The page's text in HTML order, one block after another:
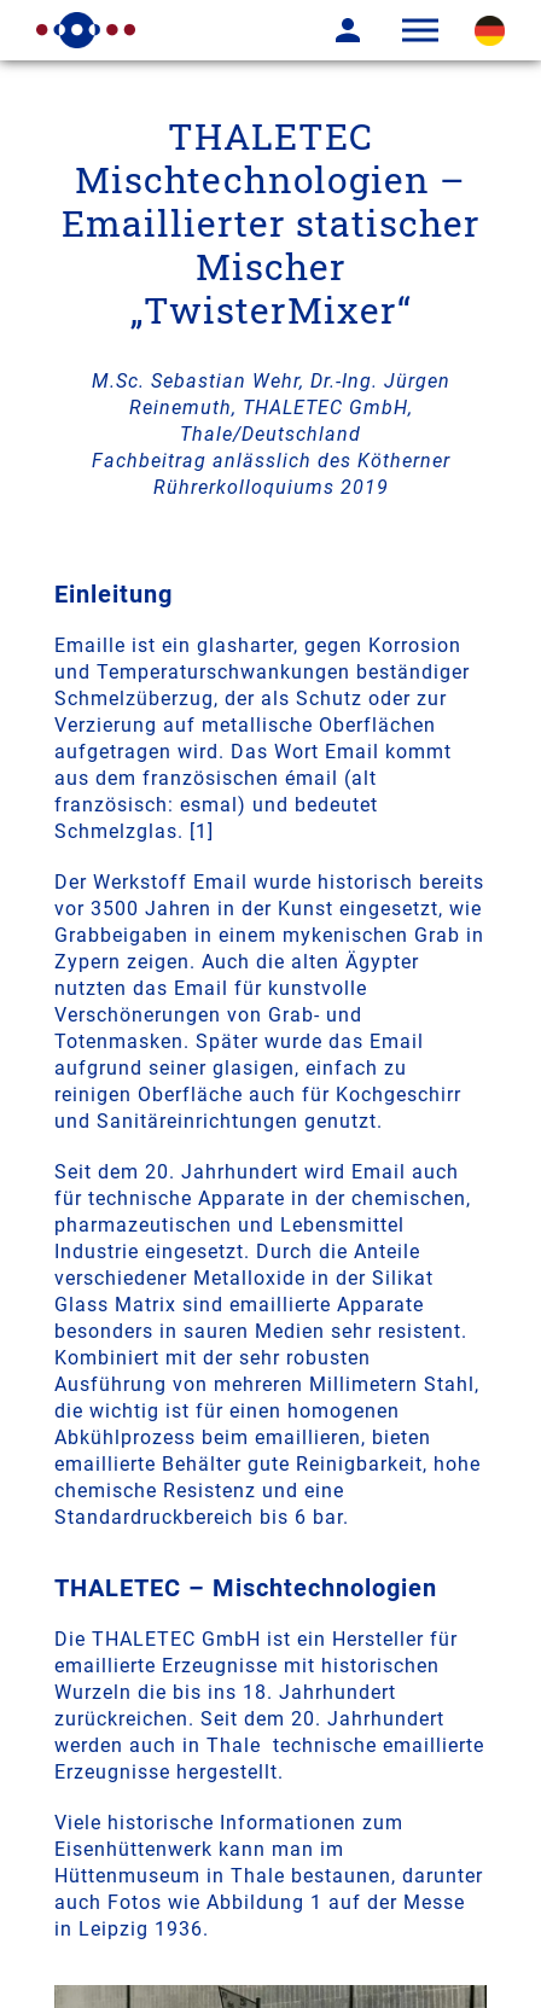
THALETEC
Mischtechnologien –
Emaillierter statischer
Mischer
„TwisterMixer“
M.Sc. Sebastian Wehr, Dr.-Ing. Jürgen
Reinemuth, THALETEC GmbH,
Thale/Deutschland
Fachbeitrag anlässlich des Kötherner
Rührerkolloquiums 2019
Einleitung
Emaille ist ein glasharter, gegen Korrosion
und Temperaturschwankungen beständiger
Schmelzüberzug, der als Schutz oder zur
Verzierung auf metallische Oberflächen
aufgetragen wird. Das Wort Email kommt
aus dem französischen émail (alt
französisch: esmal) und bedeutet
Schmelzglas. [1]
Der Werkstoff Email wurde historisch bereits
vor 3500 Jahren in der Kunst eingesetzt, wie
Grabbeigaben in einem mykenischen Grab in
Zypern zeigen. Auch die alten Ägypter
nutzten das Email für kunstvolle
Verschönerungen von Grab- und
Totenmasken. Später wurde das Email
aufgrund seiner glasigen, einfach zu
reinigen Oberfläche auch für Kochgeschirr
und Sanitäreinrichtungen genutzt.
Seit dem 20. Jahrhundert wird Email auch
für technische Apparate in der chemischen,
pharmazeutischen und Lebensmittel
Industrie eingesetzt. Durch die Anteile
verschiedener Metalloxide in der Silikat
Glass Matrix sind emaillierte Apparate
besonders in sauren Medien sehr resistent.
Kombiniert mit der sehr robusten
Ausführung von mehreren Millimetern Stahl,
die wichtig ist für einen homogenen
Abkühlprozess beim emaillieren, bieten
emaillierte Behälter gute Reinigbarkeit, hohe
chemische Resistenz und eine
Standardruckbereich bis 6 bar.
THALETEC – Mischtechnologien
Die THALETEC GmbH ist ein Hersteller für
emaillierte Erzeugnisse mit historischen
Wurzeln die bis ins 18. Jahrhundert
zurückreichen. Seit dem 20. Jahrhundert
werden auch in Thale technische emaillierte
Erzeugnisse hergestellt.
Viele historische Informationen zum
Eisenhüttenwerk kann man im
Hüttenmuseum in Thale bestaunen, darunter
auch Fotos wie Abbildung 1 auf der Messe
in Leipzig 1936.